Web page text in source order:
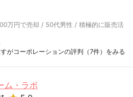
万円で売却 / 50代男性 / 積極的に販売活
がコーポレーションの評判（7件）をみる
ム・ラボ